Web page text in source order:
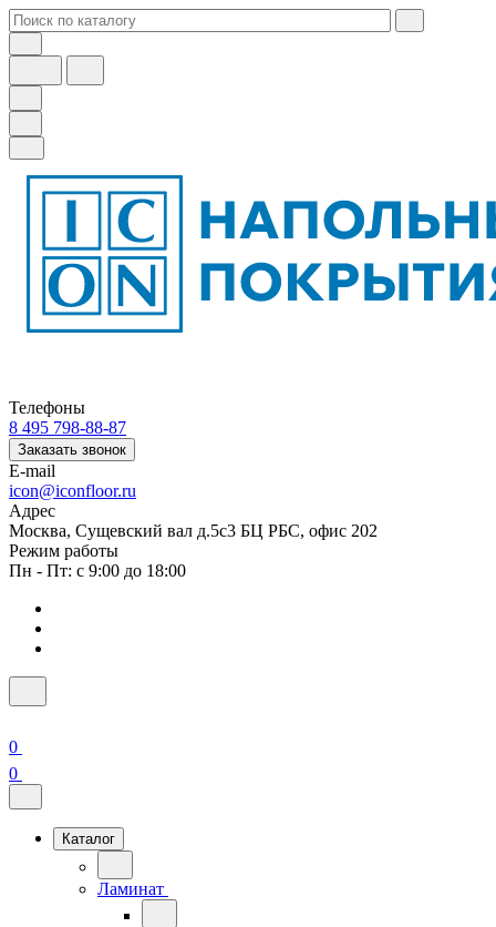
Телефоны
8 495 798-88-87
Заказать звонок
E-mail
icon@iconfloor.ru
Адрес
Москва, Сущевский вал д.5с3 БЦ РБС, офис 202
Режим работы
Пн - Пт: с 9:00 до 18:00
0
0
Каталог
Ламинат